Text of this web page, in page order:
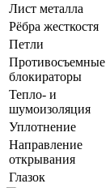
Лист металла
Рёбра жесткостя
Петли
Противосъемные
блокираторы
Тепло- и
шумоизоляция
Уплотнение
Направление
открывания
Глазок